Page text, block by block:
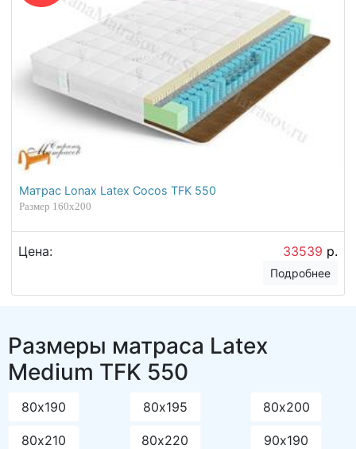
Матрас Lonax Latex Cocos TFK 550
Размер 160х200
Цена: 33539 р.
Подробнее
Размеры матраса Latex
Medium TFK 550
80х190 80х195 80х200
80х210 80х220 90х190